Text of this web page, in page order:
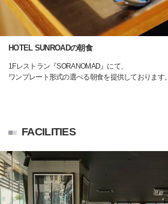
HOTEL SUNROADの朝食
1Fレストラン『SORANOMAD』にて、
ワンプレート形式の選べる朝食を提供しております。
FACILITIES